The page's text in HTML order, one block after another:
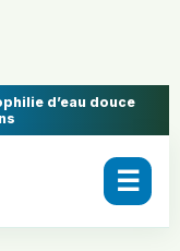
d’eau douce
☰